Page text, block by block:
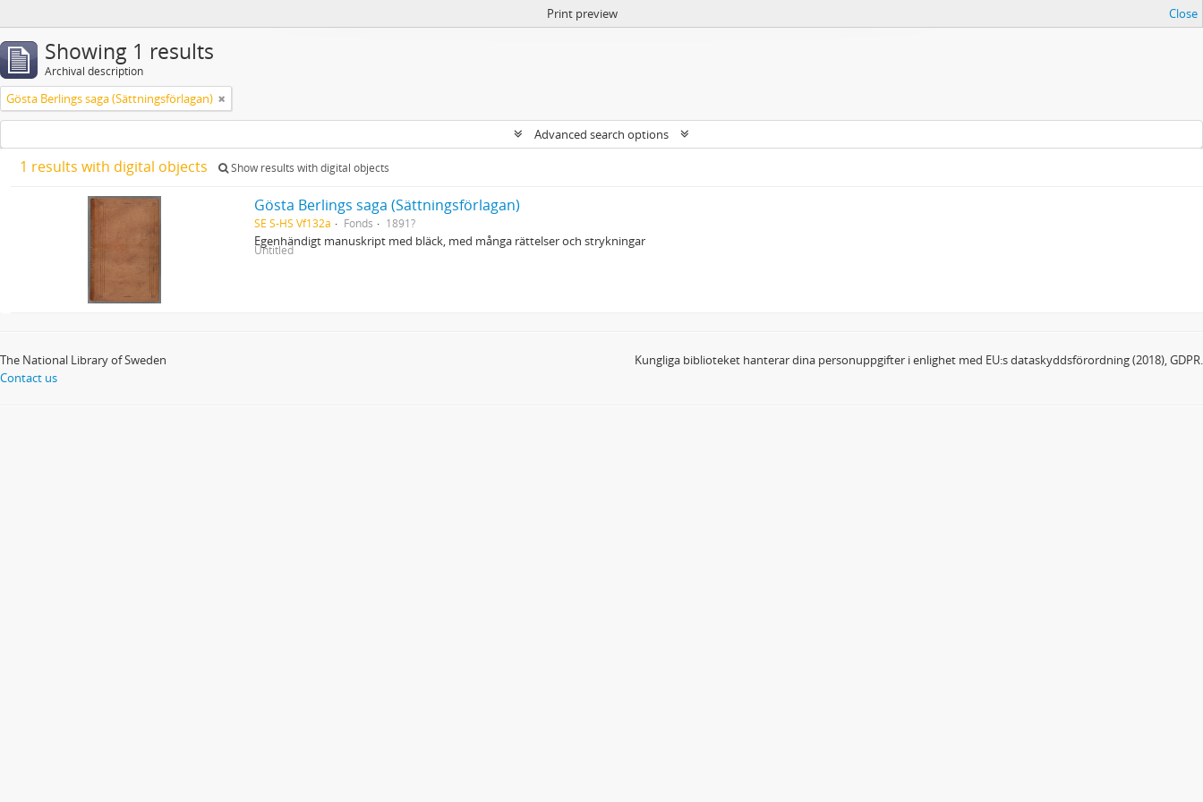
Print preview Close
Showing 1 results
Archival description
Gösta Berlings saga (Sättningsförlagan)
Advanced search options
1 results with digital objects Show results with digital objects
Gösta Berlings saga (Sättningsförlagan)
SE S-HS Vf132a Fonds 1891?
Egenhändigt manuskript med bläck, med många rättelser och strykningar
Untitled
The National Library of Sweden
Contact us
Kungliga biblioteket hanterar dina personuppgifter i enlighet med EU:s dataskyddsförordning (2018), GDPR.